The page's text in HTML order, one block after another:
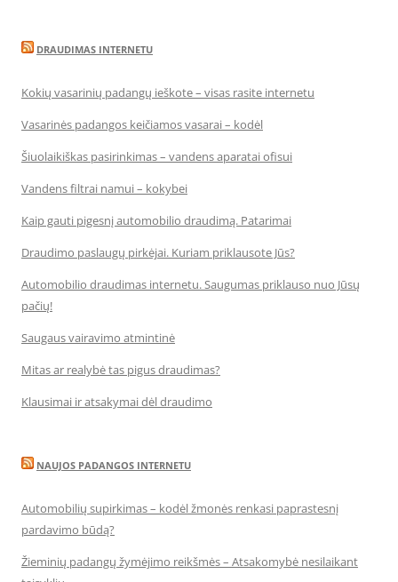
DRAUDIMAS INTERNETU
Kokių vasarinių padangų ieškote – visas rasite internetu
Vasarinės padangos keičiamos vasarai – kodėl
Šiuolaikiškas pasirinkimas – vandens aparatai ofisui
Vandens filtrai namui – kokybei
Kaip gauti pigesnį automobilio draudimą. Patarimai
Draudimo paslaugų pirkėjai. Kuriam priklausote Jūs?
Automobilio draudimas internetu. Saugumas priklauso nuo Jūsų
pačių!
Saugaus vairavimo atmintinė
Mitas ar realybė tas pigus draudimas?
Klausimai ir atsakymai dėl draudimo
NAUJOS PADANGOS INTERNETU
Automobilių supirkimas – kodėl žmonės renkasi paprastesnį
pardavimo būdą?
Žieminių padangų žymėjimo reikšmės – Atsakomybė nesilaikant